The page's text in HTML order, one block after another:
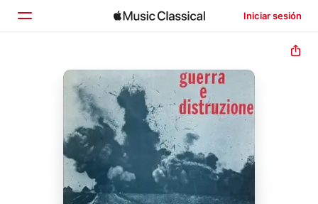
Iniciar sesión
Inicio
Explorar
Buscar